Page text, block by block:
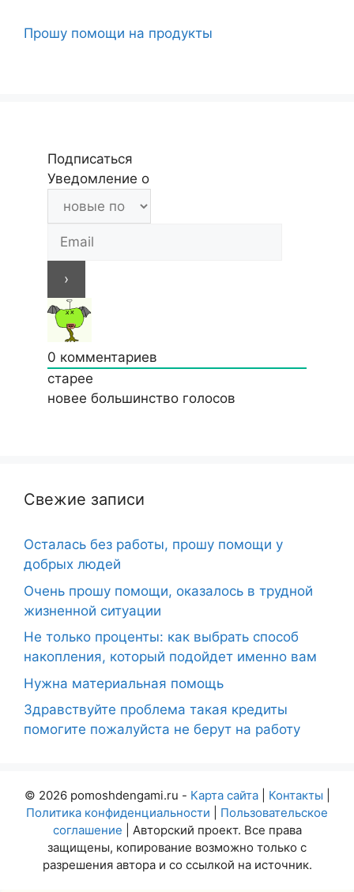
Прошу помощи на продукты
Подписаться
Уведомление о
0 комментариев
старее
новее большинство голосов
Свежие записи
Осталась без работы, прошу помощи у
добрых людей
Очень прошу помощи, оказалось в трудной
жизненной ситуации
Не только проценты: как выбрать способ
накопления, который подойдет именно вам
Нужна материальная помощь
Здравствуйте проблема такая кредиты
помогите пожалуйста не берут на работу
© 2026 pomoshdengami.ru - Карта сайта| Контакты
Политика конфиденциальности
Пользовательское
соглашение | Авторский проект. Все права
защищены, копирование возможно только с
разрешения автора и со ссылкой на источник.